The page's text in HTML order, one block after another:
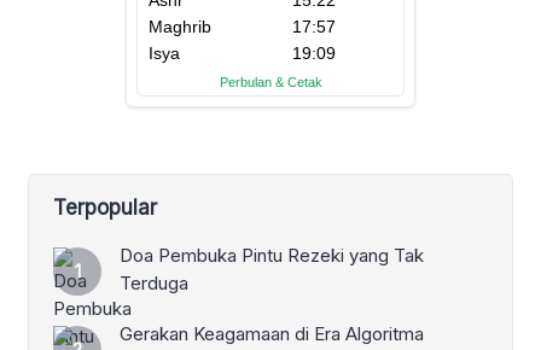
Terpopular
Doa Pembuka Pintu Rezeki yang Tak
Terduga
Gerakan Keagamaan di Era Algoritma